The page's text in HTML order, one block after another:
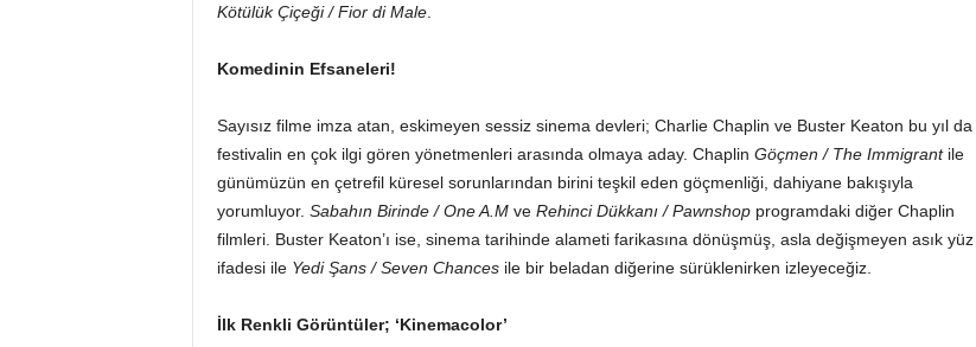
Kötülük Çiçeği / Fior di Male.
Komedinin Efsaneleri!
Sayısız filme imza atan, eskimeyen sessiz sinema devleri; Charlie Chaplin ve Buster Keaton bu yıl da
festivalin en çok ilgi gören yönetmenleri arasında olmaya aday. Chaplin Göçmen / The Immigrantile
günümüzün en çetrefil küresel sorunlarından birini teşkil eden göçmenliği, dahiyane bakışıyla
yorumluyor. Sabahın Birinde / One A.Mve Rehinci Dükkanı / Pawnshopprogramdaki diğer Chaplin
filmleri. Buster Keaton’ı ise, sinema tarihinde alameti farikasına dönüşmüş, asla değişmeyen asık yüz
ifadesi ile Yedi Şans / Seven Chancesile bir beladan diğerine sürüklenirken izleyeceğiz.
İlk Renkli Görüntüler; ‘Kinemacolor’